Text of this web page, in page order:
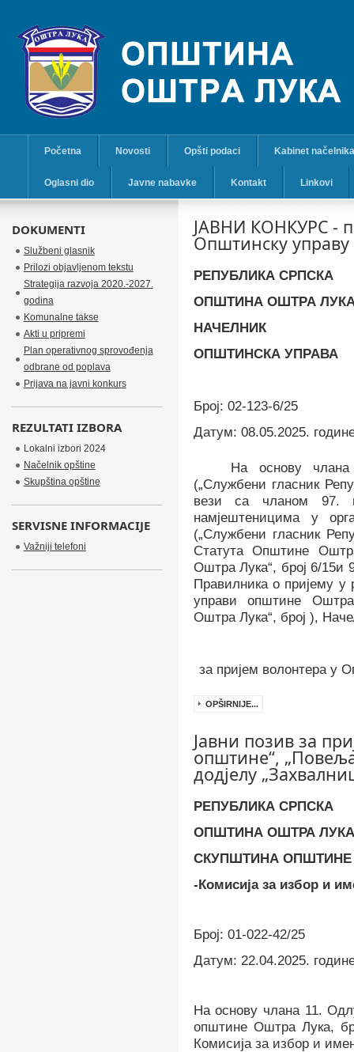
Početna Novosti Opšti podaci Kabinet načelnika
Oglasni dio Javne nabavke Kontakt Linkovi
ЈАВНИ КОНКУРС -
Општинску
РЕПУБЛИКА СРПСКА
ОПШТИНА ОШТРА
НАЧЕЛНИК
ОПШТИНСКА УПРАВА
Број: 02-123-6/25
Датум: 08.05.2025.
На основу
(„Службени гласник
вези са чланом 97.
намјештеницима у
(„Службени гласник
Статута Општине
Оштра Лука“, број 6/15и
Правилникао пријему у
управи општине
Оштра Лука“, број ),
за пријем волонтерау
OPŠIRNIJE...
Јавни позив за
општине“,
додјелу
РЕПУБЛИКА СРПСКА
ОПШТИНА ОШТРА ЛУКА
СКУПШТИНА ОПШТИНЕ
-Комисија за избор и
Број: 01-022-42/25
Датум: 22.04.2025.
На основу члана 11.
општине Оштра Лука,
Комисија за избор и
DOKUMENTI
Službeni glasnik
Prilozi objavljenom tekstu
Strategija razvoja 2020.-2027.
godina
Komunalne takse
Akti u pripremi
Plan operativnog sprovođenja
odbrane od poplava
Prijava na javni konkurs
REZULTATI IZBORA
Lokalni izbori 2024
Načelnik opštine
Skupština opštine
SERVISNE INFORMACIJE
Važniji telefoni